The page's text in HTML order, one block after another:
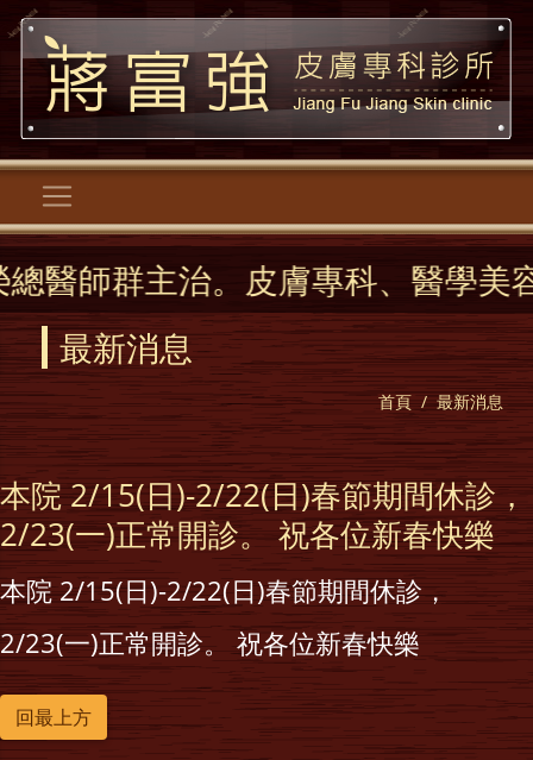
皮膚專科、醫學美容、逆時針、
最新消息
首頁 最新消息
本院 2/15(日)-2/22(日)春節期間休診，
2/23(一)正常開診。 祝各位新春快樂
本院 2/15(日)-2/22(日)春節期間休診，
2/23(一)正常開診。 祝各位新春快樂
回最上方